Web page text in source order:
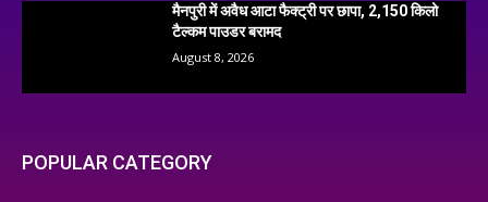
मैनपुरी में अवैध आटा फैक्ट्री पर छापा, 2,150 किलो
टैल्कम पाउडर बरामद
August 8, 2026
POPULAR CATEGORY